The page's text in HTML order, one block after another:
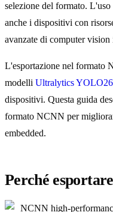
selezione del formato.
anche i dispositivi con
avanzate di computer
L'esportazione nel formato
modelli Ultralytics YOLO26
dispositivi. Questa guida
formato NCNN per
embedded.
Perché